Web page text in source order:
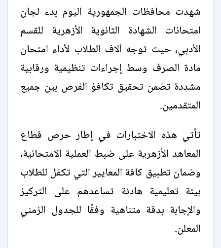
شهدت محافظات الجمهورية اليوم بدء لجان
امتحانات الشهادة الثانوية الأزهرية للقسم
الأدبي، حيث توجه آلاف الطلاب لأداء امتحان
مادة الصرف وسط إجراءات تنظيمية ورقابية
مشددة تضمن تحقيق تكافؤ الفرص بين جميع
المتقدمين.
تأتي هذه الاختبارات في إطار حرص قطاع
المعاهد الأزهرية على ضبط العملية الامتحانية،
وضمان تطبيق كافة المعايير التي تكفل للطلاب
بيئة تعليمية هادئة تساعدهم على التركيز
والإجابة بدقة متناهية وفقًا للجدول الزمني
المعلن.